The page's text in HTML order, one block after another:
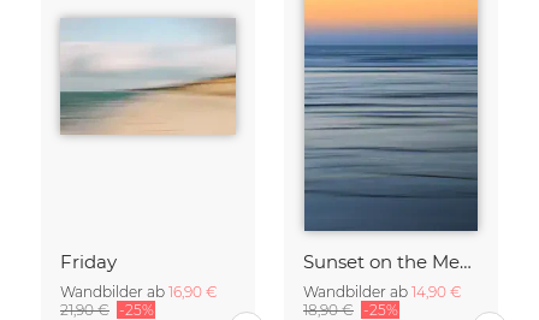
Friday
Wandbilder ab 16,90 €
21,90 € -25%
Sunset on the Mediterranean
Wandbilder ab 14,90 €
18,90 € -25%